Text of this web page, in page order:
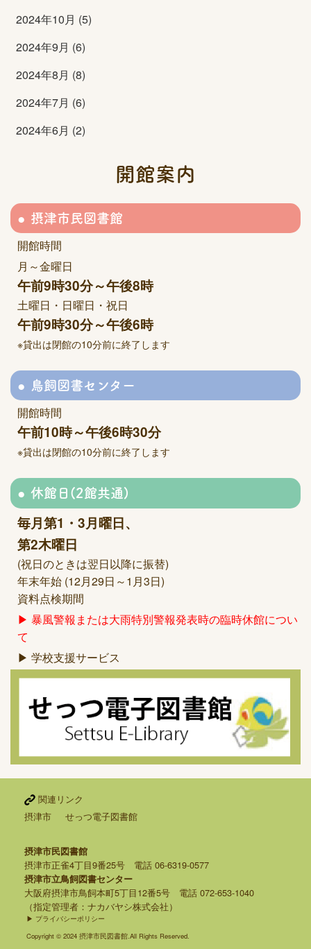
2024年10月 (5)
2024年9月 (6)
2024年8月 (8)
2024年7月 (6)
2024年6月 (2)
開館案内
摂津市民図書館
開館時間
月～金曜日
午前9時30分～午後8時
土曜日・日曜日・祝日
午前9時30分～午後6時
※貸出は閉館の10分前に終了します
鳥飼図書センター
開館時間
午前10時～午後6時30分
※貸出は閉館の10分前に終了します
休館日(2館共通)
毎月第1・3月曜日、
第2木曜日
(祝日のときは翌日以降に振替)
年末年始 (12月29日～1月3日)
資料点検期間
▶ 暴風警報または大雨特別警報発表時の臨時休館につい
て
▶ 学校支援サービス
関連リンク
摂津市
せっつ電子図書館
摂津市民図書館
摂津市正雀4丁目9番25号 電話 06-6319-0577
摂津市立鳥飼図書センター
大阪府摂津市鳥飼本町5丁目12番5号 電話 072-653-1040
（指定管理者：ナカバヤシ株式会社）
▶ プライバシーポリシー
Copyright © 2024 摂津市民図書館.All Rights Reserved.